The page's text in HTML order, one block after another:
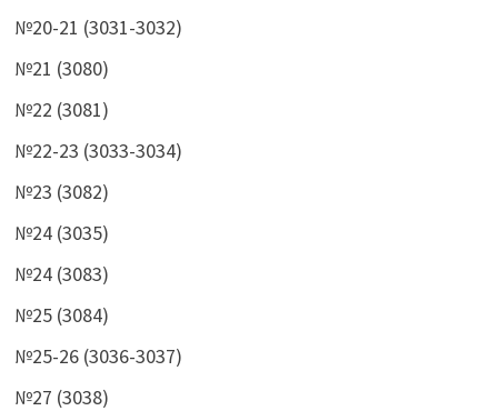
№20-21 (3031-3032)
№21 (3080)
№22 (3081)
№22-23 (3033-3034)
№23 (3082)
№24 (3035)
№24 (3083)
№25 (3084)
№25-26 (3036-3037)
№27 (3038)